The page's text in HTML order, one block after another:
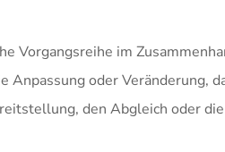
Vorgangsreihe im
Anpassung oder Veränderung,
den Abgleich oder